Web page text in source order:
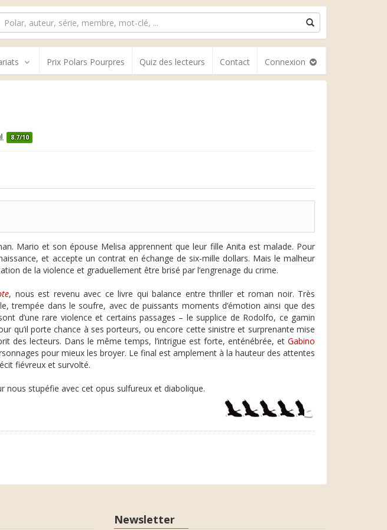
Prix Polars Pourpres Quiz des lecteurs Contact Connexion
8.7/10
Mario et son épouse Melisa apprennent que leur fille Anita est malade. Pour
et accepte un contrat en échange de six-mille dollars. Mais le malheur
de la violence et graduellement être brisé par l’engrenage du crime.
, nous est revenu avec ce livre qui balance entre thriller et roman noir. Très
trempée dans le soufre, avec de puissants moments d’émotion ainsi que des
d’une rare violence et certains passages – le supplice de Rodolfo, ce gamin
qu’il porte chance à ses porteurs, ou encore cette sinistre et surprenante mise
des lecteurs. Dans le même temps, l’intrigue est forte, enténébrée, et Gabino
pour mieux les broyer. Le final est amplement à la hauteur des attentes
fiévreux et survolté.
nous stupéfie avec cet opus sulfureux et diabolique.
Newsletter